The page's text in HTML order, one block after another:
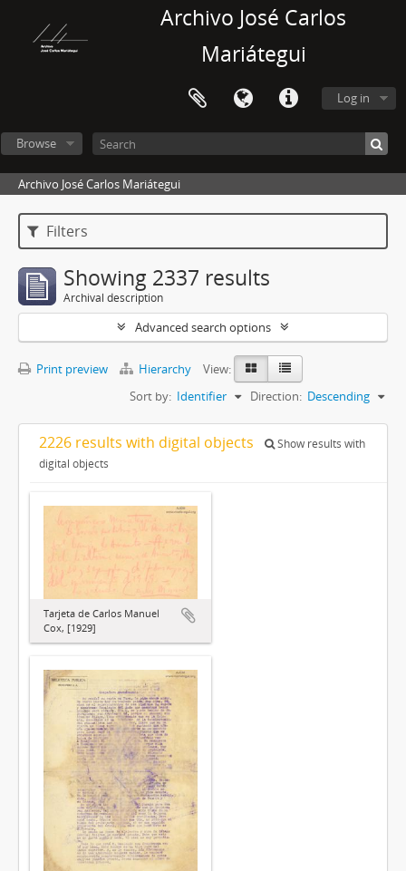
Archivo José Carlos
Mariátegui
Log in
Browse
Archivo José Carlos Mariátegui
Filters
Showing 2337 results
Archival description
Advanced search options
Print preview Hierarchy
View:
Sort by: Identifier Direction: Descending
2226 results with digital objects
Show results with
digital objects
Tarjeta de Carlos Manuel
Cox, [1929]